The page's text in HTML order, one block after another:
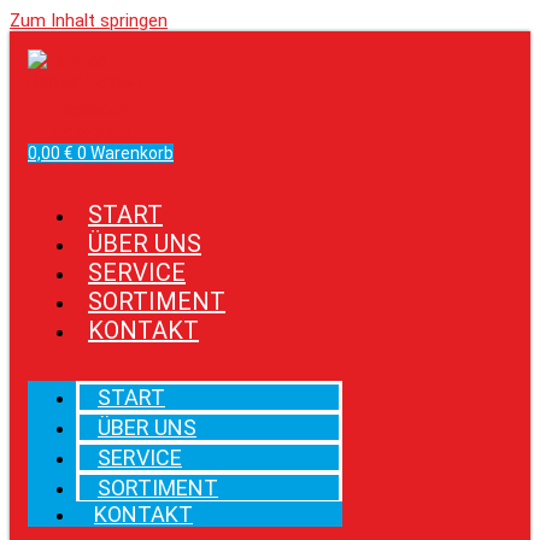
Zum Inhalt springen
0,00 € 0 Warenkorb
START
ÜBER UNS
SERVICE
SORTIMENT
KONTAKT
START
ÜBER UNS
SERVICE
SORTIMENT
KONTAKT